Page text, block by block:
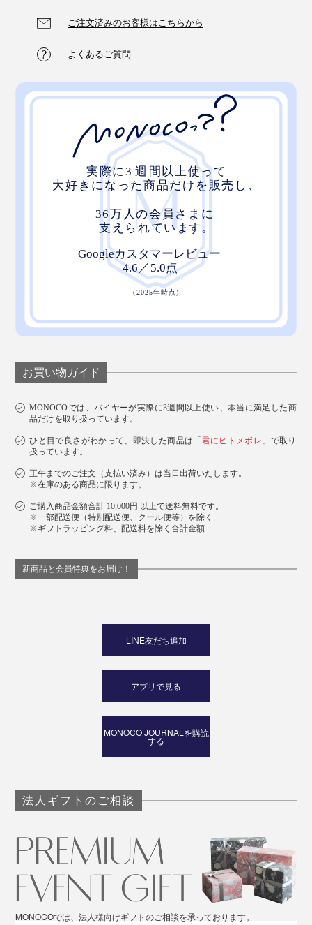
ご注文済みのお客様はこちらから
よくあるご質問
お買い物ガイド
MONOCOでは、バイヤーが実際に3週間以上使い、本当に満足した商
品だけを取り扱っています。
ひと目で良さがわかって、即決した商品は「 君にヒトメボレ 」で取り
扱っています。
正午までのご注文（支払い済み）は当日出荷いたします。
※在庫のある商品に限ります。
ご購入商品金額合計 10,000円 以上で送料無料です。
※一部配送便（特別配送便、クール便等）を除く
※ギフトラッピング料、配送料を除く合計金額
新商品と会員特典をお届け！
LINE友だち追加
アプリで見る
MONOCO JOURNALを購読
する
法人ギフトのご相談
MONOCOでは、法人様向けギフトのご相談を承っております。